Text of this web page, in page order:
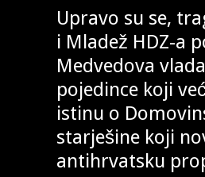
Upravo su se,
i Mladež HDZ-a
Medvedova
pojedince koji
istinu o
starješine koji
antihrvatsku